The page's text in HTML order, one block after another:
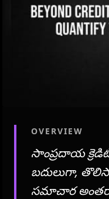
OVERVIEW
సాంప్రదాయ క్రెడిట్
బదులుగా,
సమాచార